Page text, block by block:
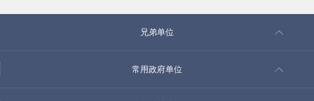
兄弟单位
常用政府单位